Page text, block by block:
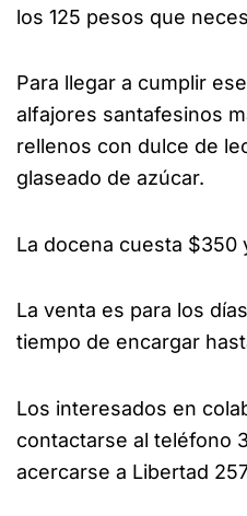
los 125 pesos que
Para llegar a cumplir
alfajores santafesinos
rellenos con dulce de
glaseado de azúcar.
La docena cuesta $350
La venta es para los
tiempo de encargar
Los interesados en
contactarse al teléfono
acercarse a Libertad